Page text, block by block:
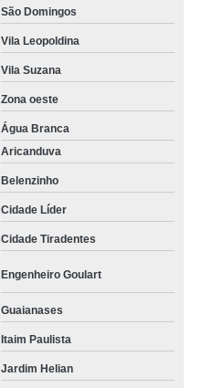
São Domingos
Vila Leopoldina
Vila Suzana
Zona oeste
Água Branca
Aricanduva
Belenzinho
Cidade Líder
Cidade Tiradentes
Engenheiro Goulart
Guaianases
Itaim Paulista
Jardim Helian